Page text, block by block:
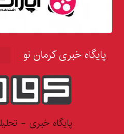
پایگاه خبری کرمان نو
پایگاه خبری -